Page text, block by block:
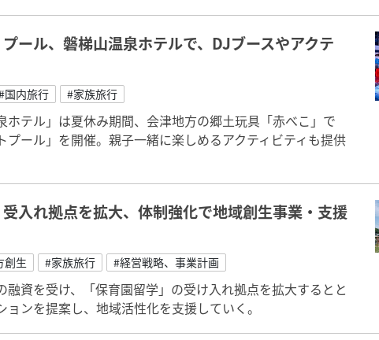
ール、磐梯山温泉ホテルで、DJブースやアクテ
国内旅行 #家族旅行
テル」は夏休み期間、会津地方の郷土玩具「赤べこ」で
ール」を開催。親子一緒に楽しめるアクティビティも提供
入れ拠点を拡大、体制強化で地域創生事業・支援
創生 #家族旅行 #経営戦略、事業計画
資を受け、「保育園留学」の受け入れ拠点を拡大するとと
ンを提案し、地域活性化を支援していく。